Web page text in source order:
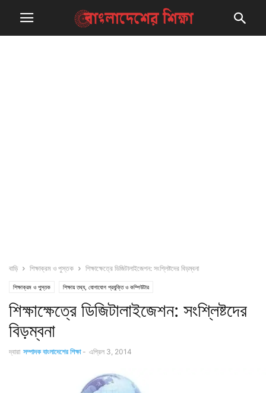
বাড়ি শিক্ষাক্রম ও পুস্তক শিক্ষাক্ষেত্রে ডিজিটালাইজেশন: সংশ্লিষ্টদের বিড়ম্বনা
শিক্ষাক্রম ও পুস্তক শিক্ষায় তথ্য, যোগাযোগ প্রযুক্তি ও কম্পিউটার
শিক্ষাক্ষেত্রে ডিজিটালাইজেশন: সংশ্লিষ্টদের
বিড়ম্বনা
দ্বারা সম্পাদক বাংলাদেশের শিক্ষা - এপ্রিল 3, 2014